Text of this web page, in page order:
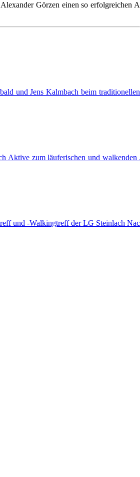
Görzen einen so erfolgreichen
und Jens Kalmbach beim traditionellen
zum läuferischen und
und -Walkingtreff der LG Steinlach